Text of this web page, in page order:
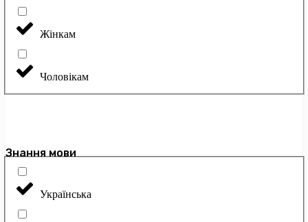
Жінкам
Чоловікам
Знання мови
Українська